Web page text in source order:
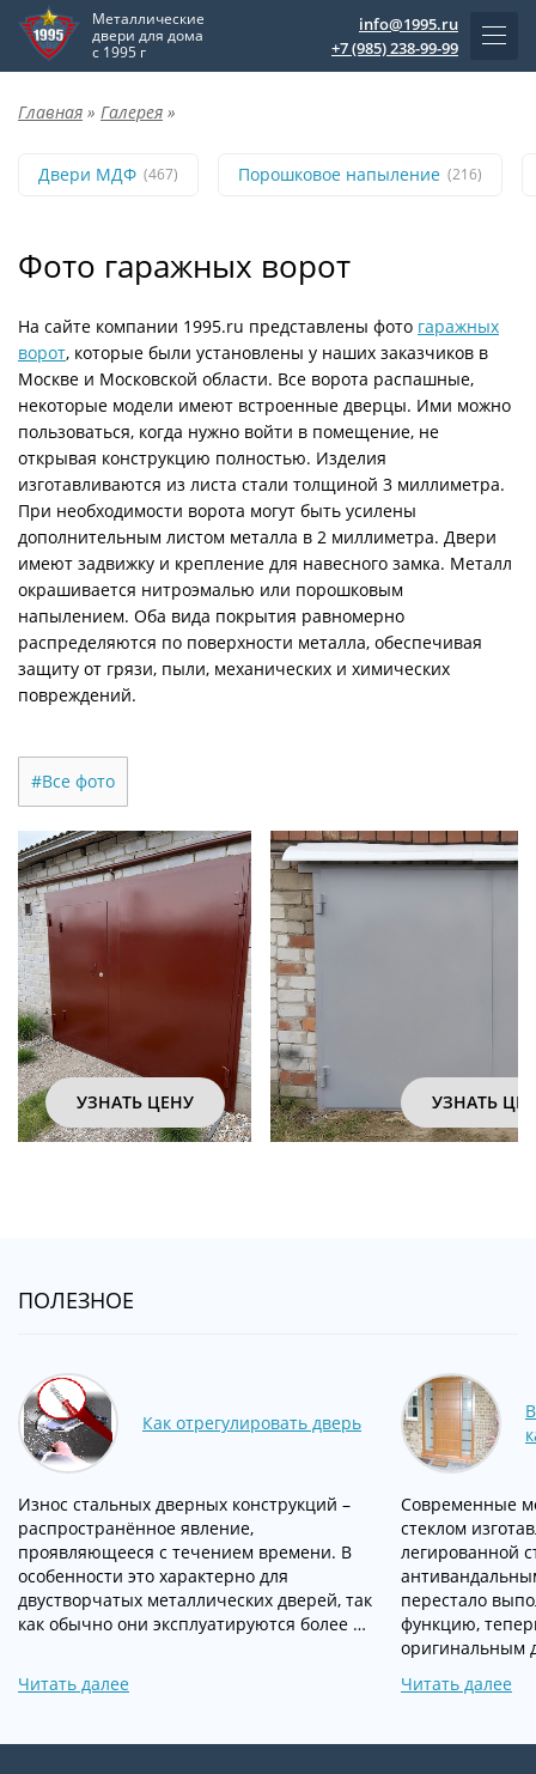
Металлические
двери для дома
с 1995 г
info@1995.ru
+7 (985) 238-99-99
Главная » Галерея »
Двери МДФ (467) Порошковое напыление (216)
Фото гаражных ворот
На сайте компании 1995.ru представлены фото гаражных
ворот, которые были установлены у наших заказчиков в
Москве и Московской области. Все ворота распашные,
некоторые модели имеют встроенные дверцы. Ими можно
пользоваться, когда нужно войти в помещение, не
открывая конструкцию полностью. Изделия
изготавливаются из листа стали толщиной 3 миллиметра.
При необходимости ворота могут быть усилены
дополнительным листом металла в 2 миллиметра. Двери
имеют задвижку и крепление для навесного замка. Металл
окрашивается нитроэмалью или порошковым
напылением. Оба вида покрытия равномерно
распределяются по поверхности металла, обеспечивая
защиту от грязи, пыли, механических и химических
повреждений.
#Все фото
УЗНАТЬ ЦЕНУ УЗНАТЬ
ПОЛЕЗНОЕ
Как отрегулировать дверь
Износ стальных дверных конструкций –
распространённое явление,
проявляющееся с течением времени. В
особенности это характерно для
двустворчатых металлических дверей, так
как обычно они эксплуатируются более …
Читать далее
Современные
стеклом
легированной
перестало
функцию,
оригинальным
Читать далее